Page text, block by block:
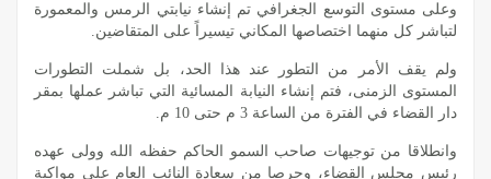
وعلى مستوى التوسع الجغرافي تم إنشاء نيابتي الرمس والمعمورة
لتباشر كل منهما اختصاصها المكاني تيسيراً على المتقاضين.
ولم يقف الأمر من التطور عند هذا الحد، بل شملت التطورات
المستوى الزمنى، فتم إنشاء النيابة المسائية التي تباشر عملها بمقر
دار القضاء في الفترة من الساعة 3 م حتى 10 م.
وانطلاقا من توجيهات صاحب السمو الحاكم حفظه الله وولى عهده
رئيس مجلس القضاء، وحرصا من سعادة النائب العام على مواكبة